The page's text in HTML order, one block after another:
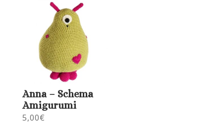
Anna – Schema
Amigurumi
5,00€